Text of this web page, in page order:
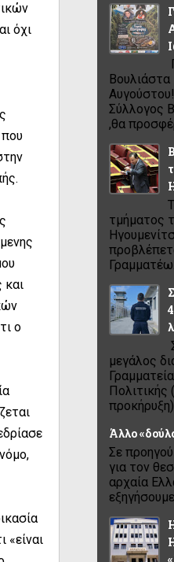
όχι
και
ο
«είναι
Σύλλογος
,θα
τμήματος
μεγάλος
προκήρυξη)
Άλλο
Σε
για τον
αρχαία